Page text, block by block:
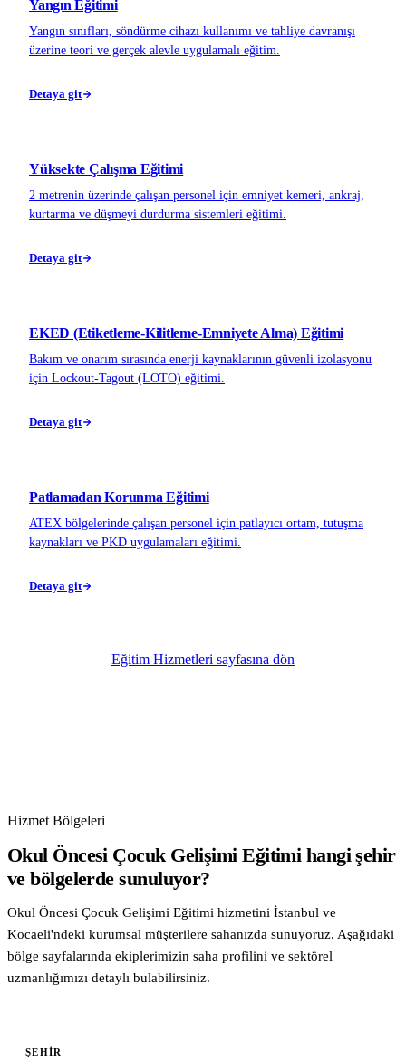
Yangın Eğitimi
Yangın sınıfları, söndürme cihazı kullanımı ve tahliye davranışı
üzerine teori ve gerçek alevle uygulamalı eğitim.
Detaya git
Yüksekte Çalışma Eğitimi
2 metrenin üzerinde çalışan personel için emniyet kemeri, ankraj,
kurtarma ve düşmeyi durdurma sistemleri eğitimi.
Detaya git
EKED (Etiketleme-Kilitleme-Emniyete Alma) Eğitimi
Bakım ve onarım sırasında enerji kaynaklarının güvenli izolasyonu
için Lockout-Tagout (LOTO) eğitimi.
Detaya git
Patlamadan Korunma Eğitimi
ATEX bölgelerinde çalışan personel için patlayıcı ortam, tutuşma
kaynakları ve PKD uygulamaları eğitimi.
Detaya git
Eğitim Hizmetleri sayfasına dön
Hizmet Bölgeleri
Okul Öncesi Çocuk Gelişimi Eğitimi hangi şehir
ve bölgelerde sunuluyor?
Okul Öncesi Çocuk Gelişimi Eğitimi hizmetini İstanbul ve
Kocaeli'ndeki kurumsal müşterilere sahanızda sunuyoruz. Aşağıdaki
bölge sayfalarında ekiplerimizin saha profilini ve sektörel
uzmanlığımızı detaylı bulabilirsiniz.
ŞEHIR